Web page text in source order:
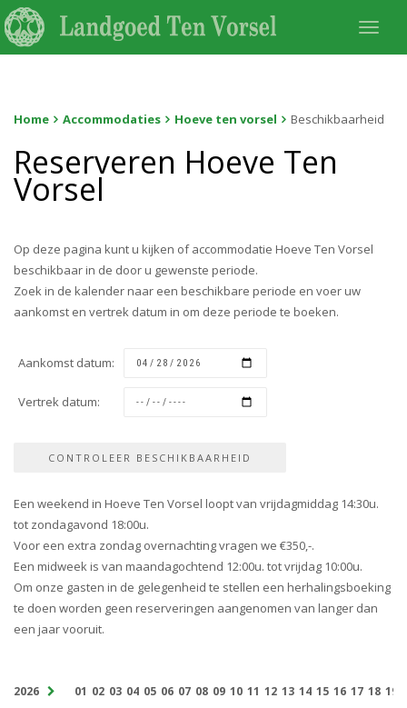
Home Accommodaties Hoeve ten vorsel Beschikbaarheid
Reserveren Hoeve Ten
Vorsel
Op deze pagina kunt u kijken of accommodatie Hoeve Ten Vorsel
beschikbaar in de door u gewenste periode.
Zoek in de kalender naar een beschikbare periode en voer uw
aankomst en vertrek datum in om deze periode te boeken.
Aankomst datum:
Vertrek datum:
Een weekend in Hoeve Ten Vorsel loopt van vrijdagmiddag 14:30u.
tot zondagavond 18:00u.
Voor een extra zondag overnachting vragen we €350,-.
Een midweek is van maandagochtend 12:00u. tot vrijdag 10:00u.
Om onze gasten in de gelegenheid te stellen een herhalingsboeking
te doen worden geen reserveringen aangenomen van langer dan
een jaar vooruit.
2026 01 02 03 04 05 06 07 08 09 10 11 12 13 14 15 16 17 18 19